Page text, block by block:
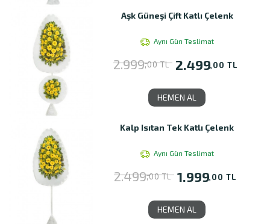
Aşk Güneşi Çift Katlı Çelenk
Aynı Gün Teslimat
2.999,00 TL 2.499,00 TL
HEMEN AL
Kalp Isıtan Tek Katlı Çelenk
Aynı Gün Teslimat
2.499,00 TL 1.999,00 TL
HEMEN AL